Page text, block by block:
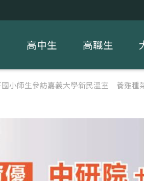
高中生 高職生
國小師生參訪嘉義大學新民溫室 養雞種